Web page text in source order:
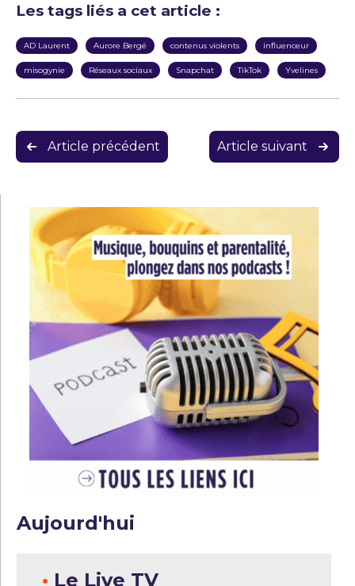
Les tags liés a cet article :
AD Laurent Aurore Bergé contenus violents influenceur
misogynie Réseaux sociaux Snapchat TikTok Yvelines
Navigation
de
Article précédent Article suivant
Aujourd'hui
• Le Live TV